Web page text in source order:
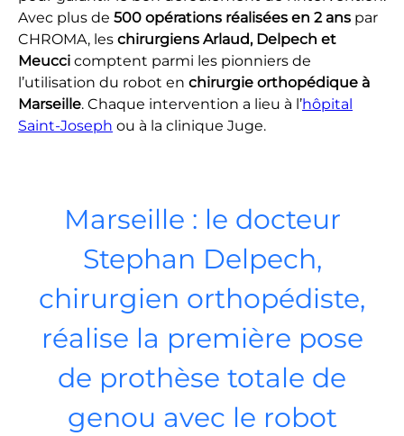
Avec plus de 500 opérations réalisées en 2 ans par
CHROMA, les chirurgiens Arlaud, Delpech et
Meucci comptent parmi les pionniers de
l’utilisation du robot en chirurgie orthopédique à
Marseille. Chaque intervention a lieu à l’hôpital
Saint-Joseph ou à la clinique Juge.
Marseille : le docteur
Stephan Delpech,
chirurgien orthopédiste,
réalise la première pose
de prothèse totale de
genou avec le robot